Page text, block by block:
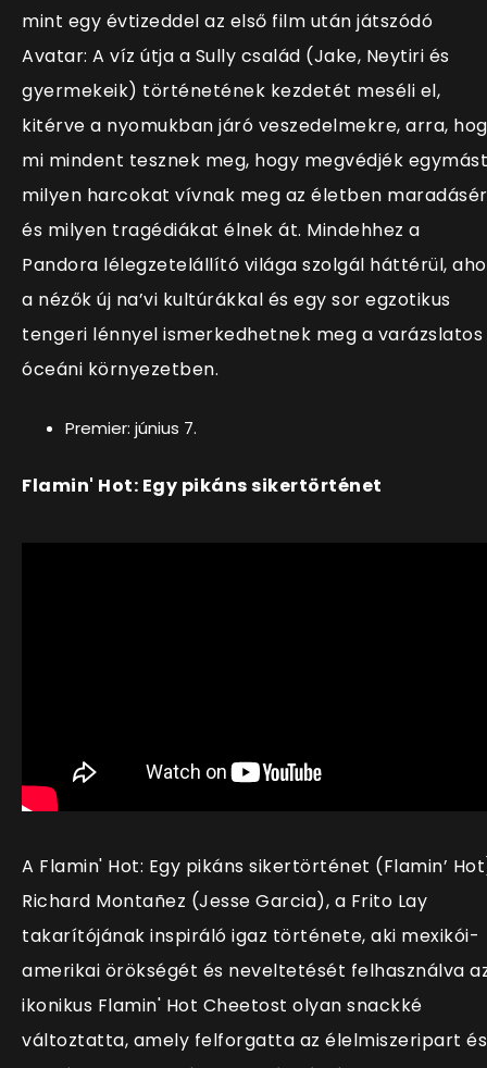
mint egy évtizeddel az első film után játszódó
Avatar: A víz útja a Sully család (Jake, Neytiri és
gyermekeik) történetének kezdetét meséli el,
kitérve a nyomukban járó veszedelmekre, arra,
mi mindent tesznek meg, hogy megvédjék
milyen harcokat vívnak meg az életben
és milyen tragédiákat élnek át. Mindehhez a
Pandora lélegzetelállító világa szolgál háttérül,
a nézők új na’vi kultúrákkal és egy sor egzotikus
tengeri lénnyel ismerkedhetnek meg a varázslatos
óceáni környezetben.
Premier: június 7.
Flamin' Hot: Egy pikáns sikertörténet
A Flamin' Hot: Egy pikáns sikertörténet (Flamin’
Richard Montañez (Jesse Garcia), a Frito Lay
takarítójának inspiráló igaz története, aki mexikói-
amerikai örökségét és neveltetését felhasználva
ikonikus Flamin' Hot Cheetost olyan snackké
változtatta, amely felforgatta az élelmiszeripart és